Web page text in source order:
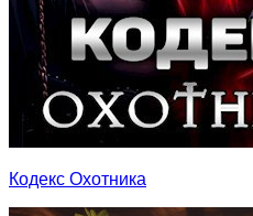
Кодекс Охотника